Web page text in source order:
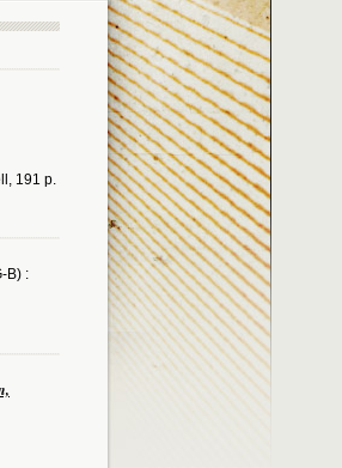
191 p.
B) :